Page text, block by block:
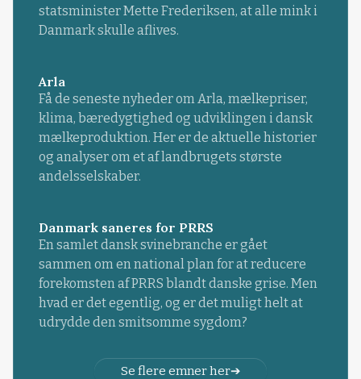
statsminister Mette Frederiksen, at alle mink i
Danmark skulle aflives.
Arla
Få de seneste nyheder om Arla, mælkepriser,
klima, bæredygtighed og udviklingen i dansk
mælkeproduktion. Her er de aktuelle historier
og analyser om et af landbrugets største
andelsselskaber.
Danmark saneres for PRRS
En samlet dansk svinebranche er gået
sammen om en national plan for at reducere
forekomsten af PRRS blandt danske grise. Men
hvad er det egentlig, og er det muligt helt at
udrydde den smitsomme sygdom?
Se flere emner her